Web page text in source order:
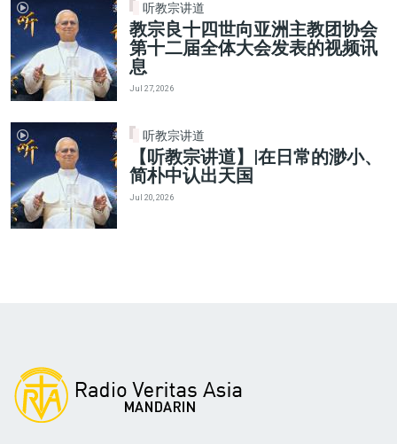
听教宗讲道
教宗良十四世向亚洲主教团协会
第十二届全体大会发表的视频讯
息
Jul 27, 2026
听教宗讲道
【听教宗讲道】|在日常的渺小、
简朴中认出天国
Jul 20, 2026